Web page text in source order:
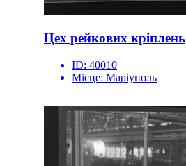
Цех рейкових кріплень
ID: 40010
Місце: Маріуполь